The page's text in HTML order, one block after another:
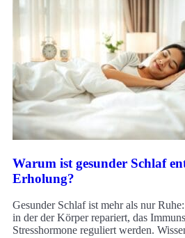
Warum ist gesunder Schlaf
Erholung?
Gesunder Schlaf ist mehr als nur
in der der Körper repariert, das
Stresshormone reguliert werden.